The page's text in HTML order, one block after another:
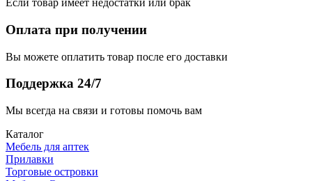
Если товар имеет недостатки или брак
Оплата при получении
Вы можете оплатить товар после его доставки
Поддержка 24/7
Мы всегда на связи и готовы помочь вам
Каталог
Мебель для аптек
Прилавки
Торговые островки